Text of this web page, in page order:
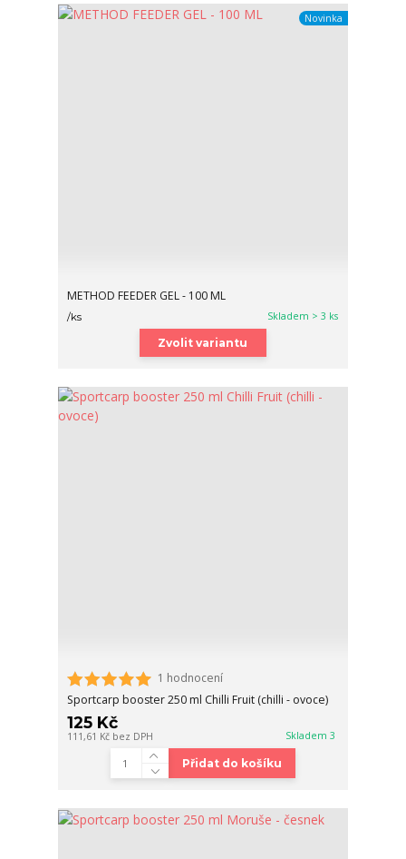
Novinka
METHOD FEEDER GEL - 100 ML
/ks Skladem > 3 ks
Zvolit variantu
1 hodnocení
Sportcarp booster 250 ml Chilli Fruit (chilli - ovoce)
125 Kč
111,61 Kč bez DPH Skladem 3
Přidat do košíku